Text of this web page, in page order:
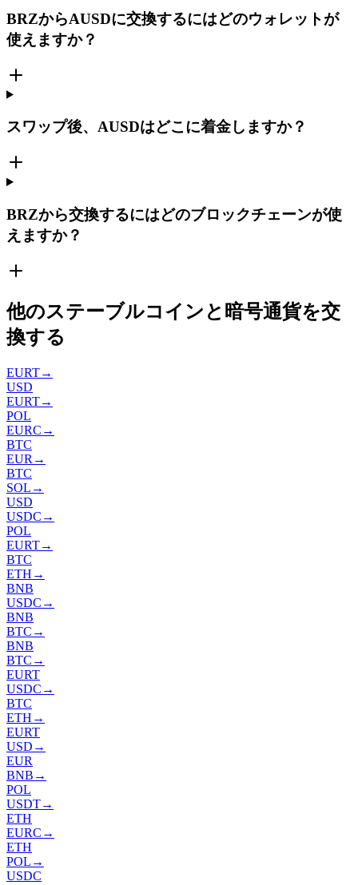
BRZからAUSDに交換するにはどのウォレットが
使えますか？
スワップ後、AUSDはどこに着金しますか？
BRZから交換するにはどのブロックチェーンが使
えますか？
他のステーブルコインと暗号通貨を交
換する
EURT→
USD
EURT→
POL
EURC →
BTC
EUR →
BTC
SOL →
USD
USDC →
POL
EURT→
BTC
ETH →
BNB
USDC →
BNB
BTC →
BNB
BTC →
EURT
USDC →
BTC
ETH →
EURT
USD →
EUR
BNB →
POL
USDT→
ETH
EURC →
ETH
POL →
USDC